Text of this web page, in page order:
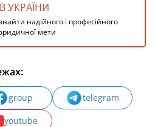
УКРАЇНИ
надійного і професійного
мети
group
telegram
youtube